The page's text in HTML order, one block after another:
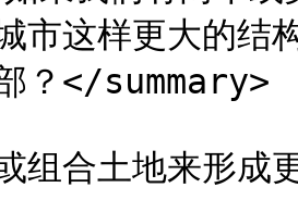
市这样更大的结
？</summary>
组合土地来形成